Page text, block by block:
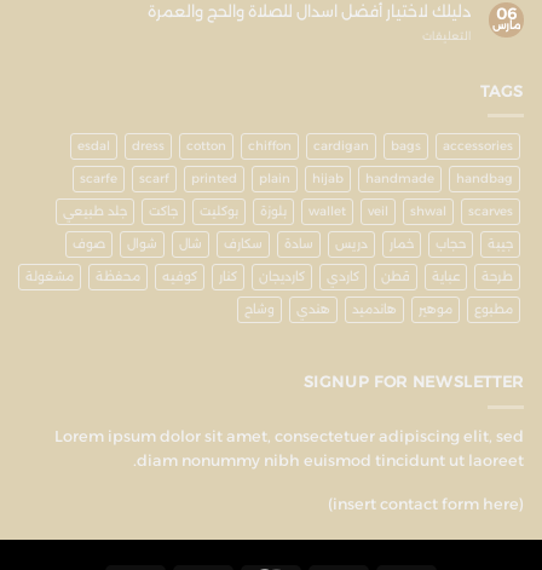
06
مارس
دليلك لاختيار أفضل اسدال للصلاة والحج والعمرة
التعليقات
TAGS
accessories
bags
cardigan
chiffon
cotton
dress
esdal
handbag
handmade
hijab
plain
printed
scarf
scarfe
scarves
shwal
wallet بلوزة بوكليت جاكت جلد طبيعي
جيبة حجاب خمار دريس سادة سكارف شال شوال صوف
طرحة عباية قطن كاردي كارديجان كوفيه محفظة مشغولة
مطبوع موهير هاندميد هندي وشاح
SIGNUP FOR NEWSLETTER
Lorem ipsum dolor sit amet, consectetuer adipiscing elit, sed
diam nonummy nibh euismod tincidunt ut laoreet.